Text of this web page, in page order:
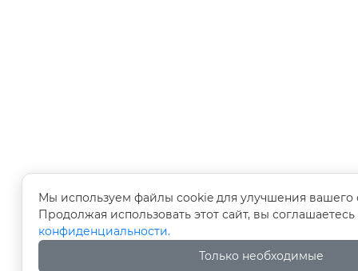
Мы используем файлы cookie для улучшения вашего
Продолжая использовать этот сайт, вы
конфиденциальности.
Только необходимые